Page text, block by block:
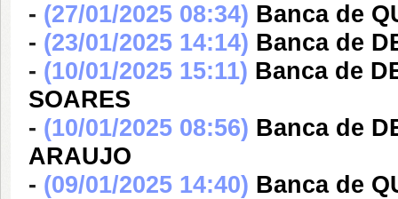
- (27/01/2025 08:34) Banca de
- (23/01/2025 14:14) Banca de
- (10/01/2025 15:11) Banca de
SOARES
- (10/01/2025 08:56) Banca de
ARAUJO
- (09/01/2025 14:40) Banca de